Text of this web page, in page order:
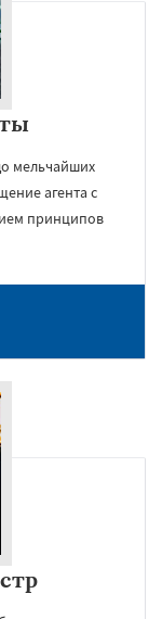
мельчайших
агента с
принципов